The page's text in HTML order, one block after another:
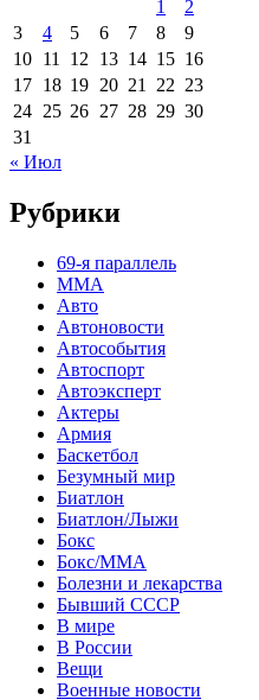
1
2
3
4 5 6 7 8
9
10 11 12 13 14 15 16
17 18 19 20 21 22 23
24 25 26 27 28 29 30
31
« Июл
Рубрики
69-я параллель
MMA
Авто
Автоновости
Автособытия
Автоспорт
Автоэксперт
Актеры
Армия
Баскетбол
Безумный мир
Биатлон
Биатлон/Лыжи
Бокс
Бокс/MMA
Болезни и лекарства
Бывший СССР
В мире
В России
Вещи
Военные новости